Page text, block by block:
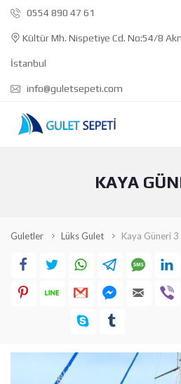
0554 890 47 61
Kültür Mh. Nispetiye Cd. No:54/8
İstanbul
info@guletsepeti.com
KAYA
Guletler Lüks Gulet Kaya Güneri 3